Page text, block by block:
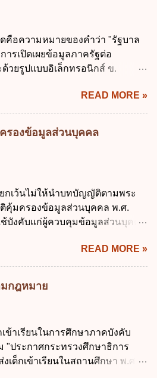
ะตรวจสอบได้ ข้อ 4. พระราช
รงบประมาณ พ.ศ. 2561 บัญญัติ
า...
60 ข้อ 3 กฎหมายว่าด้วยวินัยการ
ห้จัดเก็บภาษีอากรหรือค่า
เพิ่มขึ้นจากที่กำหนดไว้ในกฎหมาย
ไปใช้จ่ายตามวัตถุประสงค์หรือเพื่อ
ป็นไปตามความต้องการของชุมชน
ายได้ขององค์กรปกครองส่วนท้อง
จำเป็นหรือเหตุฉุกเฉินที่มิอาจหลีก
สอดคล้องกับยุทธศาสตร์ชาติ ข้อ 4
รพิจารณาในเรื่องต่อไปนี้ ยกเว้น
ารจัดเก็บหรือหารายได้ ข. การ
ระมาณรายจ่าย ค. การจัดทำงบ
คือความหมายของคำว่า "รัฐบาล
ารเปิดเผยข้อมูลภาครัฐต่อ
วยรูปแบบอิเล็กทรอนิกส์ ข.
รงาน การให้บริการ การบูรณาการ
รัฐ ค. วิธีการนำสัญลักษณ์ศูนย์และ
ช้สร้างระบบต่าง ๆ ง. สำนักงาน
าลดิจิทัล (องค์การมหาชน) ข้อ 2
รงานภาครัฐและการจัดทำบริการ
านระบบดิจิทัล ต้องมีวัตถุประสงค์
คุ้มค่าและเต็มศักยภาพ ข. พัฒนา
พื้นฐานด้านดิจิทัลที่จำเป็นให้เป็นไป
านสากล ค. พัฒนาการเชื่อมโยง
ะมาณให้เกิดความคุ้มค่าและเป็นไป
าย ข้อ 3 ข้อใดกล่าวได้ถูกต้องที่สุด
ผนพัฒนารัฐบาลดิจิทัล" ก. เป็นธร
ในการบริหารจัดการข้อมูลของ
องรัฐ ง. กำหนดกรอบและทิศทาง
งานภาครัฐและการจัดทำบริการ
READ MORE »
รองข้อมูลส่วนบุคคล
กเว้นไม่ให้นำบทบัญญัติตามพระ
คุ้มครองข้อมูลส่วนบุคคล พ.ศ.
ช้บังคับแก่ผู้ควบคุมข้อมูลส่วนบุคคล
ชกำหนด ค. พระราชกฤษฎีกา ง. กฎ
ข้อ 2 กฎหมายตามข้อ 1 กำหนด
และกิจการใดที่ผู้ควบคุมข้อมูลส่วน
ยู่ในบังคับพระราชบัญญัติคุ้มครอง
คคล พ.ศ. 2562 ก. หน่วยงานของ
นเทิงและนันทนาการ ง. ถูกทุกข้อ
ลัก ทั่วไป พระราชบัญญัติคุ้มครอง
คคล พ.ศ. 2562 ใช้บังคับตั้งแต่วัน
READ MORE »
มกฎหมาย
เข้าเรียนในการศึกษาภาคบังคับ
"ประกาศกระทรวงศึกษาธิการ
งเด็กเข้าเรียนในสถานศึกษา พ.ศ.